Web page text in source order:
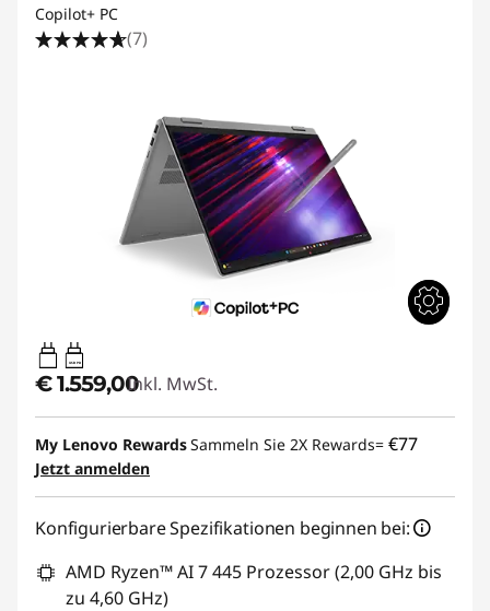
Copilot+ PC
(7)
USB PD
€ 1.559,00Inkl. MwSt.
My Lenovo RewardsSammeln Sie 2X Rewards= €77
Jetzt anmelden
Konfigurierbare Spezifikationen beginnen bei:
AMD Ryzen™ AI 7 445 Prozessor (2,00 GHz bis
zu 4,60 GHz)